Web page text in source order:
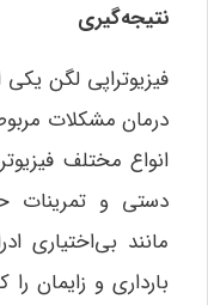
نتیجه‌گیری
فیزیوتراپی لگن
درمان مشکلات
انواع مختلف
دستی و تمرینات
مانند بی‌اختیاری
بارداری و زایمان